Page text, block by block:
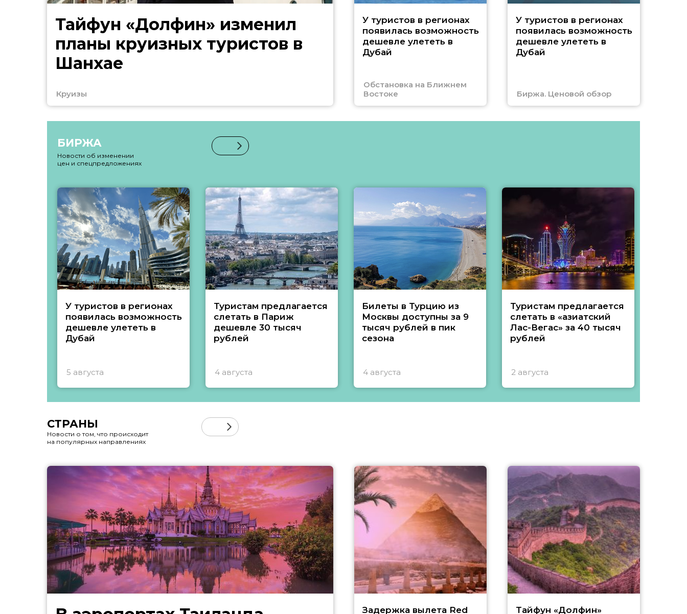
Тайфун «Долфин» изменил
планы круизных туристов в
Шанхае
Круизы
У туристов в регионах
появилась возможность
дешевле улететь в
Дубай
Обстановка на Ближнем
Востоке
У туристов в регионах
появилась возможность
дешевле улететь в
Дубай
Биржа. Ценовой обзор
БИРЖА
Новости об изменении
цен и спецпредложениях
У туристов в регионах
появилась возможность
дешевле улететь в
Дубай
5 августа
Туристам предлагается
слетать в Париж
дешевле 30 тысяч
рублей
4 августа
Билеты в Турцию из
Москвы доступны за 9
тысяч рублей в пик
сезона
4 августа
Туристам предлагается
слетать в «азиатский
Лас-Вегас» за 40 тысяч
рублей
2 августа
СТРАНЫ
Новости о том, что происходит
на популярных направлениях
Задержка вылета Red
Тайфун «Долфин»